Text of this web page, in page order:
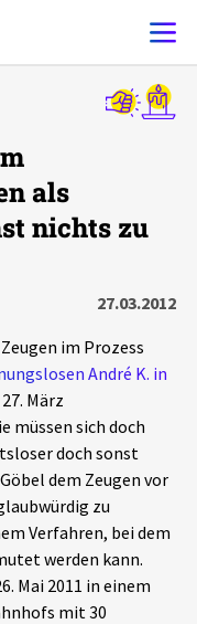
als
nichts zu
27.03.2012
im Prozess
André K. in
März
müssen sich doch
doch sonst
dem Zeugen vor
zu
Verfahren, bei dem
werden kann.
Mai 2011 in einem
mit 30